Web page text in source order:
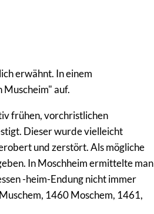
erwähnt. In einem
Muscheim" auf.
frühen, vorchristlichen
Dieser wurde vielleicht
und zerstört. Als mögliche
In Moschheim ermittelte man
-heim-Endung nicht immer
1460 Moschem, 1461,